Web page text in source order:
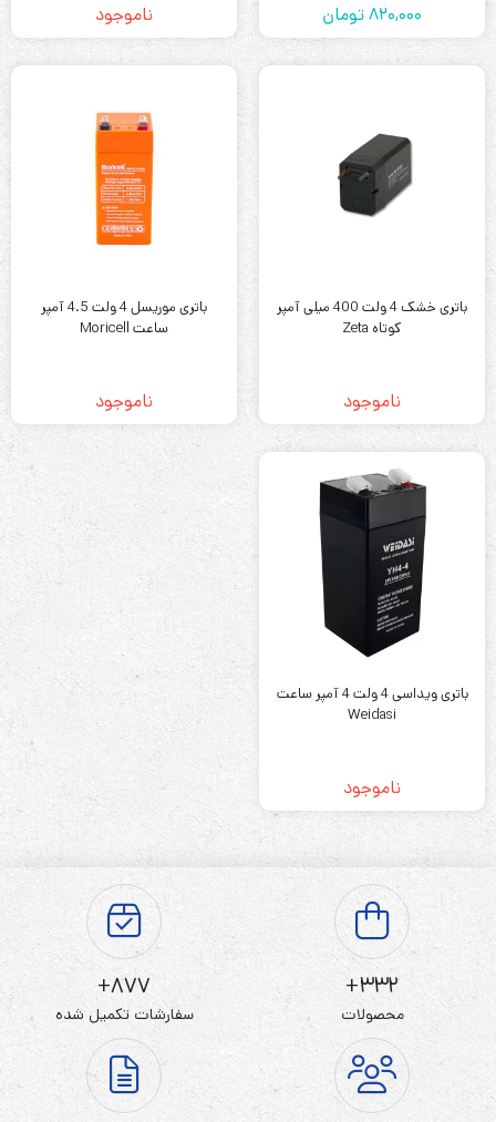
820,000تومان ناموجود
باتری خشک 4 ولت 400 میلی آمپر
کوتاه Zeta
ناموجود
باتری موریسل 4 ولت 4.5 آمپر
ساعت Moricell
ناموجود
باتری ویداسی 4 ولت 4 آمپر ساعت
Weidasi
ناموجود
332+
محصولات
877+
سفارشات تکمیل شده